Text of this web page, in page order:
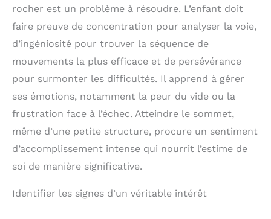
rocher est un problème à résoudre. L’enfant doit
faire preuve de concentration pour analyser la voie,
d’ingéniosité pour trouver la séquence de
mouvements la plus efficace et de persévérance
pour surmonter les difficultés. Il apprend à gérer
ses émotions, notamment la peur du vide ou la
frustration face à l’échec. Atteindre le sommet,
même d’une petite structure, procure un sentiment
d’accomplissement intense qui nourrit l’estime de
soi de manière significative.
Identifier les signes d’un véritable intérêt